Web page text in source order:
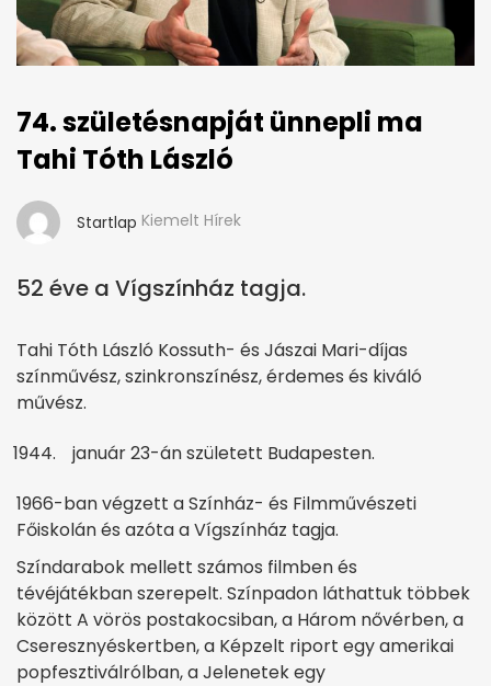
74. születésnapját ünnepli ma
Tahi Tóth László
Startlap Kiemelt Hírek
52 éve a Vígszínház tagja.
Tahi Tóth László Kossuth- és Jászai Mari-díjas
színművész, szinkronszínész, érdemes és kiváló
művész.
január 23-án született Budapesten.
1966-ban végzett a Színház- és Filmművészeti
Főiskolán és azóta a Vígszínház tagja.
Színdarabok mellett számos filmben és
tévéjátékban szerepelt. Színpadon láthattuk többek
között A vörös postakocsiban, a Három nővérben, a
Cseresznyéskertben, a Képzelt riport egy amerikai
popfesztiválrólban, a Jelenetek egy